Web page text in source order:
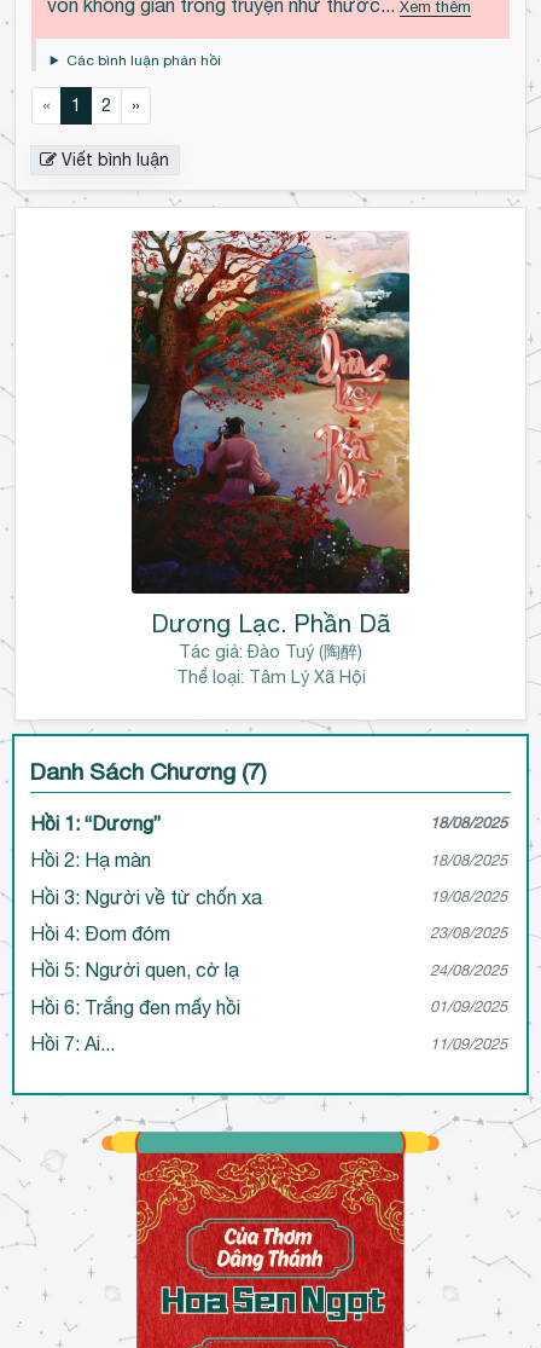
ầ
u
h
von không gian trong truyện như thước... Xem thêm
Các bình luận phản hồi
« 1 2 »
Viết bình luận
Dương Lạc. Phần Dã
Tác giả:Đào Tuý (陶醉)
Thể loại: Tâm Lý Xã Hội
Danh Sách Chương (7)
Hồi 1: “Dương” 18/08/2025
Hồi 2: Hạ màn 18/08/2025
Hồi 3: Người về từ chốn xa 19/08/2025
Hồi 4: Đom đóm 23/08/2025
Hồi 5: Người quen, cờ lạ 24/08/2025
Hồi 6: Trắng đen mấy hồi 01/09/2025
Hồi 7: Ai... 11/09/2025